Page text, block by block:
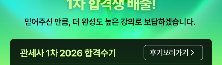
강의 자체도 베테랑급이지만 기본적으로 자격증시험에 어떻게 대응해야..
–합격생 이*경
다들 베테랑이시라, 봐야될 부분, 안봐도 될 부분들 딱딱 말씀해주셔서..
–합격생 김*지